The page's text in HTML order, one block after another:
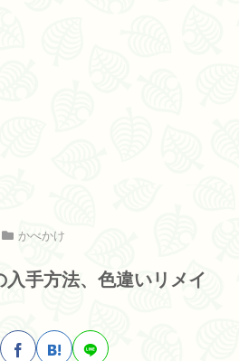
かべかけ
入手方法、色違いリメイ